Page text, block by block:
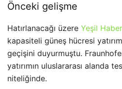
Önceki gelişme
Hatırlanacağı üzere Yeşil Haber
kapasiteli güneş hücresi
geçişini duyurmuştu.
yatırımın uluslararası alanda
niteliğinde.